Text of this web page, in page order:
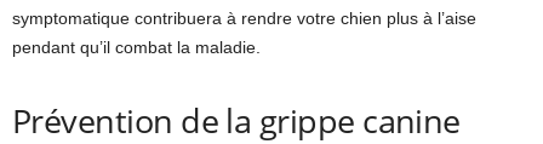
symptomatique contribuera à rendre votre chien plus à l’aise
pendant qu’il combat la maladie.
Prévention de la grippe canine